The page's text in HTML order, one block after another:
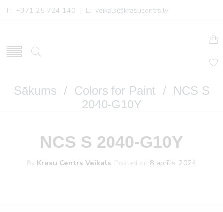
T: +371 25 724 140 | E: veikals@krasucentrs.lv
Sākums / Colors for Paint / NCS S
2040-G10Y
NCS S 2040-G10Y
By Krasu Centrs Veikals Posted on 8 aprīlis, 2024